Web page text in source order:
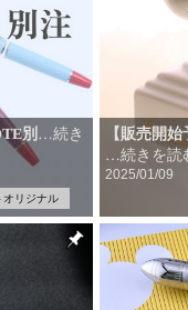
別 …続き
オリジナル
【販売開
…続きを読
2025/01/09